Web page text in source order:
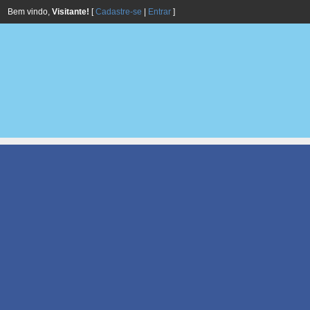
Bem vindo, Visitante! [Cadastre-se Entrar ]